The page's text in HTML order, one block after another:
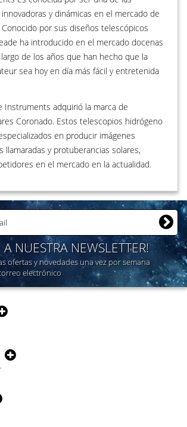
y dinámicas en el mercado de
por sus diseños telescópicos
ha introducido en el mercado docenas
de los años que han hecho que la
sea hoy en día más fácil y entretenida
Instruments adquirió la marca de
Coronado. Estos telescopios hidrógeno
en producir imágenes
llamaradas y protuberancias solares,
en el mercado en la actualidad.
A NUESTRA NEWSLETTER!
ofertas y novedades una vez por semana
electrónico